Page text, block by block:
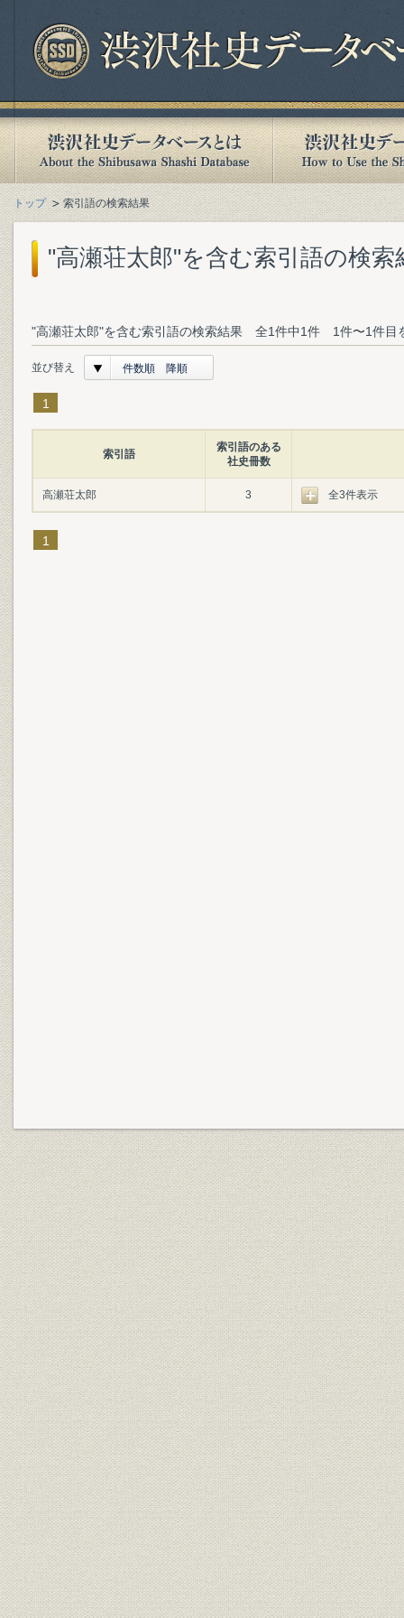
トップ 索引語の検索結果
"高瀬荘太郎"を含む索引語の検索
"高瀬荘太郎"を含む索引語の検索結果 全1件中1件 1件〜1件目
並び替え 件数順 降順
1
索引語
索引語のある
社史冊数
高瀬荘太郎 3 全3件表示
1